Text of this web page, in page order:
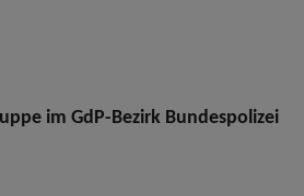
im GdP-Bezirk Bundespolizei